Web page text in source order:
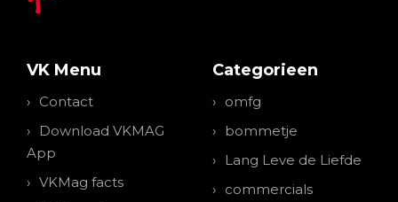
VK Menu
Contact
Download VKMAG
App
VKMag facts
Categorieen
omfg
bommetje
Lang Leve de Liefde
commercials